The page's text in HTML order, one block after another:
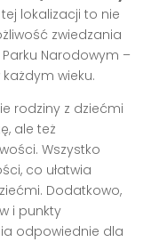
lokalizacji to nie
zwiedzania
Narodowym –
wieku.
rodziny z dziećmi
ale też
Wszystko
co ułatwia
Dodatkowo,
i punkty
odpowiednie dla